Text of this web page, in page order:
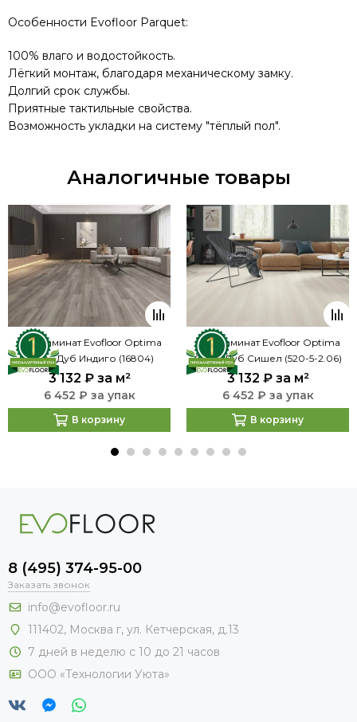
Особенности Evofloor Parquet:
100% влаго и водостойкость.
Лёгкий монтаж, благодаря механическому замку.
Долгий срок службы.
Приятные тактильные свойства.
Возможность укладки на систему "тёплый пол".
Аналогичные товары
SPC ламинат Evofloor Optima
Click - Дуб Индиго (16804)
3 132 ₽за м²
6 452 ₽ за упак
В корзину
SPC ламинат Evofloor Optima
Click - Дуб Сишел (520-5-2.06)
3 132 ₽за м²
6 452 ₽ за упак
В корзину
8 (495) 374-95-00
Заказать звонок
info@evofloor.ru
111402, Москва г, ул. Кетчерская, д.13
7 дней в неделю с 10 до 21 часов
ООО «Технологии Уюта»